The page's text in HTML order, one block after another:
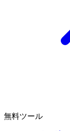
無料ツール